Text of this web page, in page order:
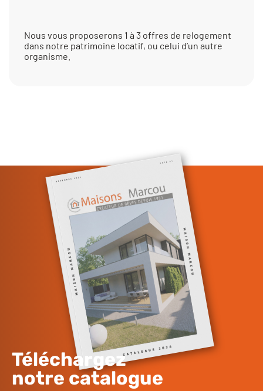
Nous vous proposerons 1 à 3 offres de relogement
dans notre patrimoine locatif, ou celui d’un autre
organisme.
Téléchargez
notre catalogue